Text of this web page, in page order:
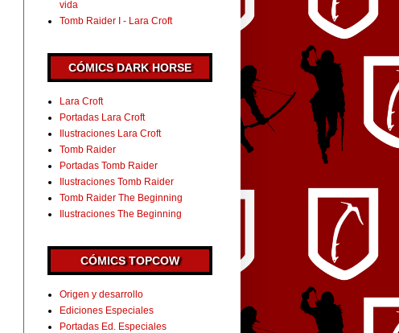
vida
Tomb Raider I - Lara Croft
CÓMICS DARK HORSE
Lara Croft
Portadas Lara Croft
Ilustraciones Lara Croft
Tomb Raider
Portadas Tomb Raider
Ilustraciones Tomb Raider
Tomb Raider The Beginning
Ilustraciones The Beginning
CÓMICS TOPCOW
Origen y desarrollo
Ediciones Especiales
Portadas Ed. Especiales